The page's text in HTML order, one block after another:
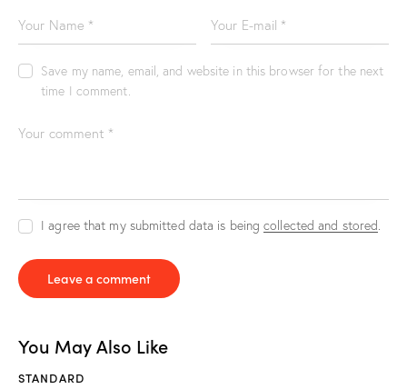
Save my name, email, and website in this browser for the next
time I comment.
I agree that my submitted data is beingcollected and stored.
You May Also Like
STANDARD